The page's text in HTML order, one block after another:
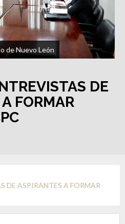
de Nuevo León
DE
FORMAR
DE ASPIRANTES A FORMAR